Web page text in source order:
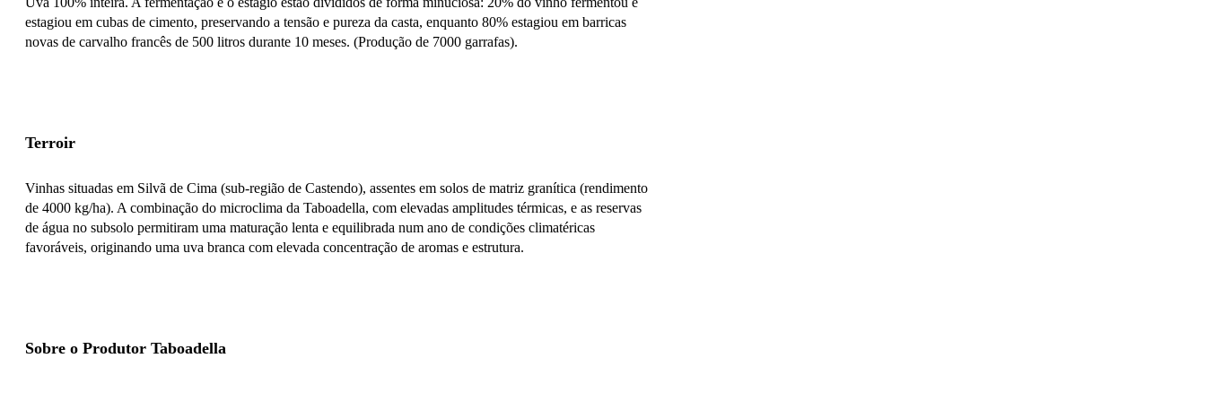
estagiou em cubas de cimento, preservando a tensão e pureza da casta, enquanto 80% estagiou em barricas
novas de carvalho francês de 500 litros durante 10 meses. (Produção de 7000 garrafas).
Terroir
Vinhas situadas em Silvã de Cima (sub-região de Castendo), assentes em solos de matriz granítica (rendimento
de 4000 kg/ha). A combinação do microclima da Taboadella, com elevadas amplitudes térmicas, e as reservas
de água no subsolo permitiram uma maturação lenta e equilibrada num ano de condições climatéricas
favoráveis, originando uma uva branca com elevada concentração de aromas e estrutura.
Sobre o Produtor Taboadella